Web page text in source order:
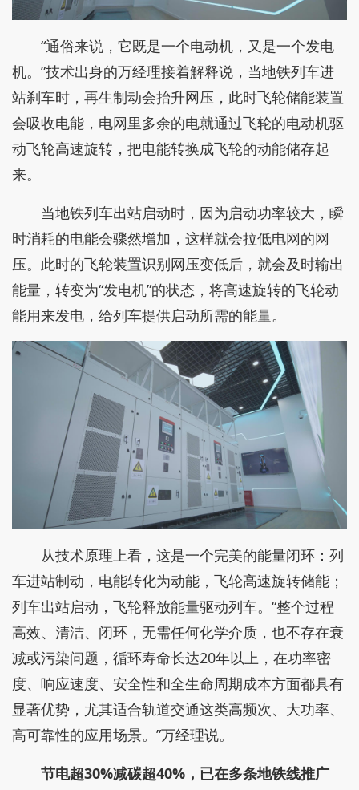
“通俗来说，它既是一个电动机，又是一个发电
机。”技术出身的万经理接着解释说，当地铁列车进
站刹车时，再生制动会抬升网压，此时飞轮储能装置
会吸收电能，电网里多余的电就通过飞轮的电动机驱
动飞轮高速旋转，把电能转换成飞轮的动能储存起
来。
当地铁列车出站启动时，因为启动功率较大，瞬
时消耗的电能会骤然增加，这样就会拉低电网的网
压。此时的飞轮装置识别网压变低后，就会及时输出
能量，转变为“发电机”的状态，将高速旋转的飞轮动
能用来发电，给列车提供启动所需的能量。
从技术原理上看，这是一个完美的能量闭环：列
车进站制动，电能转化为动能，飞轮高速旋转储能；
列车出站启动，飞轮释放能量驱动列车。“整个过程
高效、清洁、闭环，无需任何化学介质，也不存在衰
减或污染问题，循环寿命长达20年以上，在功率密
度、响应速度、安全性和全生命周期成本方面都具有
显著优势，尤其适合轨道交通这类高频次、大功率、
高可靠性的应用场景。”万经理说。
节电超30%减碳超40%，已在多条地铁线推广